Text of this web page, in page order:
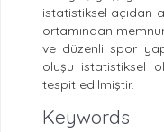
istatistiksel açıdan
ortamından
ve düzenli spor
oluşu istatistiksel
tespit edilmiştir.
Keywords